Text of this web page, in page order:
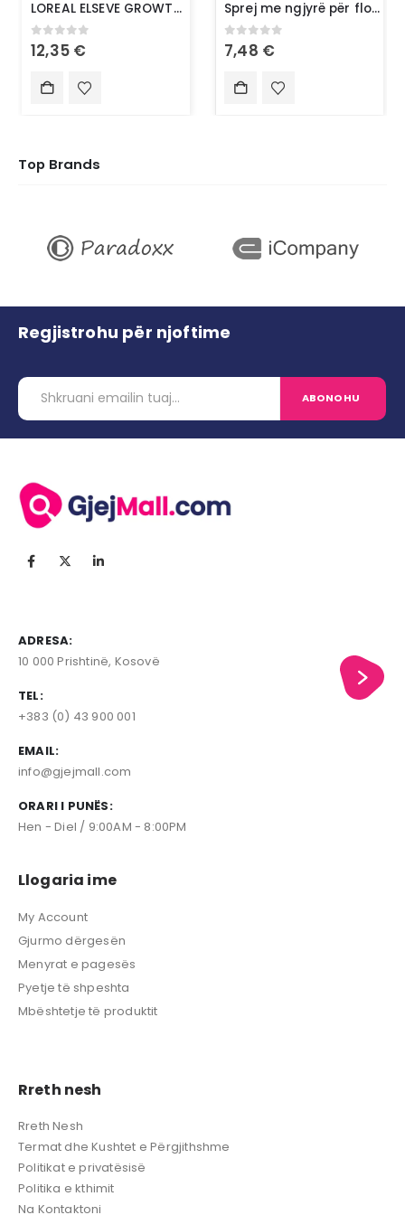
LOREAL ELSEVE GROWTH BOOSTER ANTI FALL SCALP SERUM
0out of 5
12,35 €
Sprej me ngjyrë për flokë-L’Oréal Paris Magic Retouch 5 Light Blonde
0 out of 5
7,48 €
Top Brands
Regjistrohu për njoftime
ADRESA:
10 000 Prishtinë, Kosovë
TEL:
+383 (0) 43 900 001
EMAIL:
info@gjejmall.com
ORARI I PUNËS:
Hen - Diel / 9:00AM - 8:00PM
Llogaria ime
My Account
Gjurmo dërgesën
Menyrat e pagesës
Pyetje të shpeshta
Mbështetje të produktit
Rreth nesh
Rreth Nesh
Termat dhe Kushtet e Përgjithshme
Politikat e privatësisë
Politika e kthimit
Na Kontaktoni